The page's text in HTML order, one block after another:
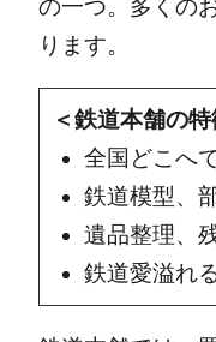
の一つ。多くの
ります。
＜鉄道本舗の特
全国どこへ
鉄道模型、
遺品整理、
鉄道愛溢れ